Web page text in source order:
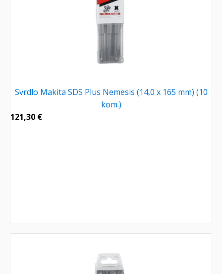
Svrdlo Makita SDS Plus Nemesis (14,0 x 165 mm) (10
kom.)
121,30 €